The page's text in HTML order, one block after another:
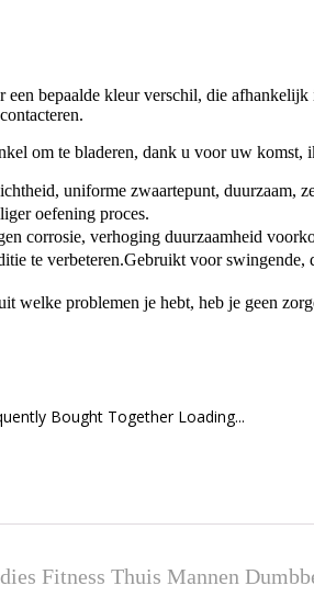
bepaalde kleur verschil, die
om te bladeren, dank u voor uw komst,
uniforme zwaartepunt, duurzaam,
oefening proces.
verhoging duurzaamheid
verbeteren.Gebruikt voor swingende,
problemen je hebt, heb je geen
Bought Together Loading...
Fitness Thuis Mannen